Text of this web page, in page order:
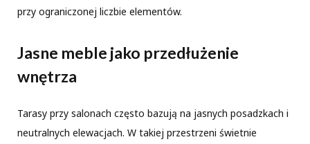
przy ograniczonej liczbie elementów.
Jasne meble jako przedłużenie
wnętrza
Tarasy przy salonach często bazują na jasnych posadzkach i
neutralnych elewacjach. W takiej przestrzeni świetnie